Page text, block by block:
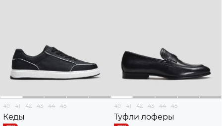
40 41 42 43 44 45
Кеды
40 41 42 43 44 45
Туфли лоферы